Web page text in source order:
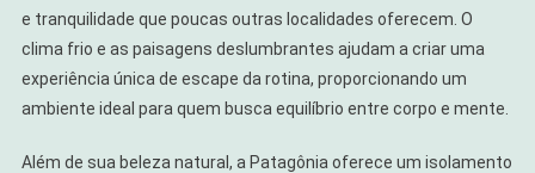
e tranquilidade que poucas outras localidades oferecem. O
clima frio e as paisagens deslumbrantes ajudam a criar uma
experiência única de escape da rotina, proporcionando um
ambiente ideal para quem busca equilíbrio entre corpo e mente.
Além de sua beleza natural, a Patagônia oferece um isolamento